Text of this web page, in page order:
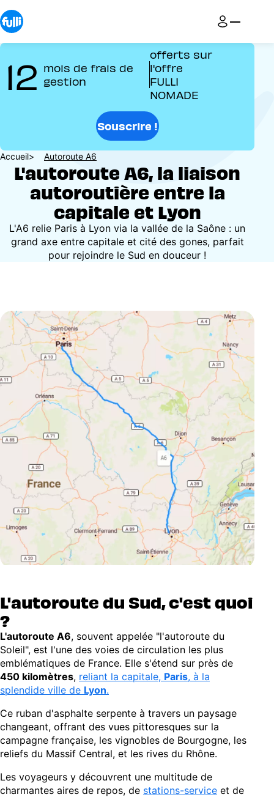
Aller
au
contenu
principal
12 mois de frais de
gestion
offerts sur
l'offre
FULLI
NOMADE
Souscrire !
Fil
d'Ariane
Accueil Autoroute A6
L'autoroute A6, la liaison
autoroutière entre la
capitale et Lyon
L'A6 relie Paris à Lyon via la vallée de la Saône : un
grand axe entre capitale et cité des gones, parfait
pour rejoindre le Sud en douceur !
L'autoroute du Sud, c'est quoi
?
L'autoroute A6, souvent appelée "l'autoroute du
Soleil", est l'une des voies de circulation les plus
emblématiques de France. Elle s'étend sur près de
450 kilomètres, reliant la capitale, Paris, à la
splendide ville de Lyon.
Ce ruban d'asphalte serpente à travers un paysage
changeant, offrant des vues pittoresques sur la
campagne française, les vignobles de Bourgogne, les
reliefs du Massif Central, et les rives du Rhône.
Les voyageurs y découvrent une multitude de
charmantes aires de repos, de stations-service et de